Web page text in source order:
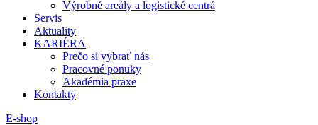
Výrobné areály a logistické centrá
Servis
Aktuality
KARIÉRA
Prečo si vybrať nás
Pracovné ponuky
Akadémia praxe
Kontakty
E-shop